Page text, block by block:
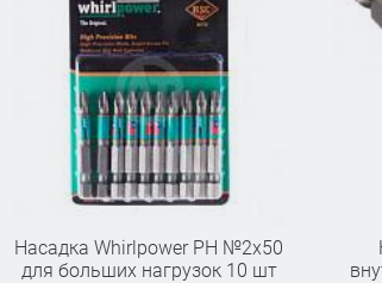
Насадка Whirlpower PН №2х50
для больших нагрузок 10 шт